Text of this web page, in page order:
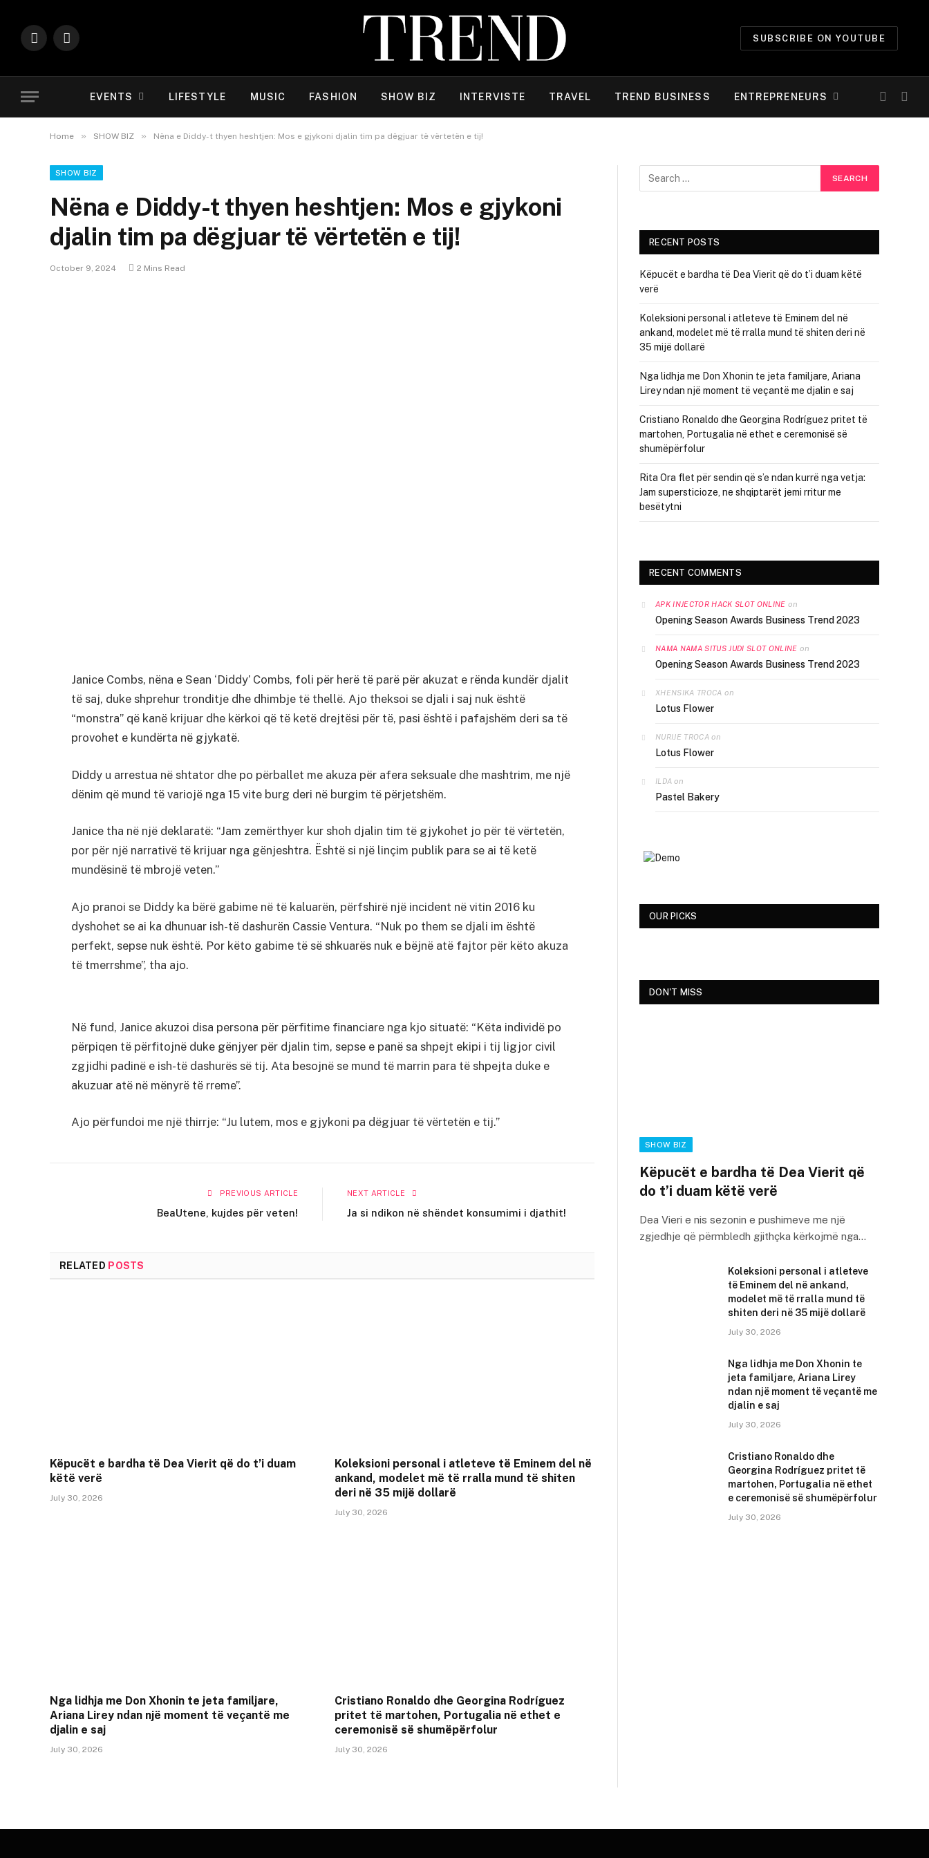
InstagramYouTube
SUBSCRIBE ON YOUTUBE
EVENTS LIFESTYLE MUSIC FASHION SHOW BIZ INTERVISTE TRAVEL TREND BUSINESS ENTREPRENEURS
Home » SHOW BIZ » Nëna e Diddy-t thyen heshtjen: Mos e gjykoni djalin tim pa dëgjuar të vërtetën e tij!
SHOW BIZ
Nëna e Diddy-t thyen heshtjen: Mos e gjykoni
djalin tim pa dëgjuar të vërtetën e tij!
October 9, 2024 2 Mins Read
Janice Combs, nëna e Sean ‘Diddy’ Combs, foli për herë të parë për akuzat e rënda kundër djalit
të saj, duke shprehur tronditje dhe dhimbje të thellë. Ajo theksoi se djali i saj nuk është
“monstra” që kanë krijuar dhe kërkoi që të ketë drejtësi për të, pasi është i pafajshëm deri sa të
provohet e kundërta në gjykatë.
Diddy u arrestua në shtator dhe po përballet me akuza për afera seksuale dhe mashtrim, me një
dënim që mund të variojë nga 15 vite burg deri në burgim të përjetshëm.
Janice tha në një deklaratë: “Jam zemërthyer kur shoh djalin tim të gjykohet jo për të vërtetën,
por për një narrativë të krijuar nga gënjeshtra. Është si një linçim publik para se ai të ketë
mundësinë të mbrojë veten.”
Ajo pranoi se Diddy ka bërë gabime në të kaluarën, përfshirë një incident në vitin 2016 ku
dyshohet se ai ka dhunuar ish-të dashurën Cassie Ventura. “Nuk po them se djali im është
perfekt, sepse nuk është. Por këto gabime të së shkuarës nuk e bëjnë atë fajtor për këto akuza
të tmerrshme”, tha ajo.
Në fund, Janice akuzoi disa persona për përfitime financiare nga kjo situatë: “Këta individë po
përpiqen të përfitojnë duke gënjyer për djalin tim, sepse e panë sa shpejt ekipi i tij ligjor civil
zgjidhi padinë e ish-të dashurës së tij. Ata besojnë se mund të marrin para të shpejta duke e
akuzuar atë në mënyrë të rreme”.
Ajo përfundoi me një thirrje: “Ju lutem, mos e gjykoni pa dëgjuar të vërtetën e tij.”
PREVIOUS ARTICLE
BeaUtene, kujdes për veten!
NEXT ARTICLE
Ja si ndikon në shëndet konsumimi i djathit!
RELATED POSTS
Këpucët e bardha të Dea Vierit që do t’i duam
këtë verë
July 30, 2026
Koleksioni personal i atleteve të Eminem del në
ankand, modelet më të rralla mund të shiten
deri në 35 mijë dollarë
July 30, 2026
Nga lidhja me Don Xhonin te jeta familjare,
Ariana Lirey ndan një moment të veçantë me
djalin e saj
July 30, 2026
Cristiano Ronaldo dhe Georgina Rodríguez
pritet të martohen, Portugalia në ethet e
ceremonisë së shumëpërfolur
July 30, 2026
RECENT POSTS
Këpucët e bardha të Dea Vierit që do t’i duam këtë
verë
Koleksioni personal i atleteve të Eminem del në
ankand, modelet më të rralla mund të shiten deri në
35 mijë dollarë
Nga lidhja me Don Xhonin te jeta familjare, Ariana
Lirey ndan një moment të veçantë me djalin e saj
Cristiano Ronaldo dhe Georgina Rodríguez pritet të
martohen, Portugalia në ethet e ceremonisë së
shumëpërfolur
Rita Ora flet për sendin që s’e ndan kurrë nga vetja:
Jam supersticioze, ne shqiptarët jemi rritur me
besëtytni
RECENT COMMENTS
APK INJECTOR HACK SLOT ONLINE on
Opening Season Awards Business Trend 2023
NAMA NAMA SITUS JUDI SLOT ONLINE on
Opening Season Awards Business Trend 2023
XHENSIKA TROCA on
Lotus Flower
NURIJE TROCAon
Lotus Flower
ILDA on
Pastel Bakery
OUR PICKS
DON'T MISS
SHOW BIZ
Këpucët e bardha të Dea Vierit që
do t’i duam këtë verë
Dea Vieri e nis sezonin e pushimeve me një
zgjedhje që përmbledh gjithçka kërkojmë nga…
Koleksioni personal i atleteve
të Eminem del në ankand,
modelet më të rralla mund të
shiten deri në 35 mijë dollarë
July 30, 2026
Nga lidhja me Don Xhonin te
jeta familjare, Ariana Lirey
ndan një moment të veçantë me
djalin e saj
July 30, 2026
Cristiano Ronaldo dhe
Georgina Rodríguez pritet të
martohen, Portugalia në ethet
e ceremonisë së shumëpërfolur
July 30, 2026